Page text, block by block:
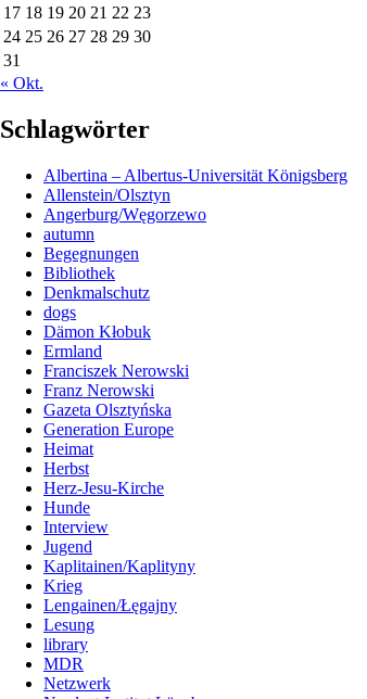
17 18 19 20 21 22 23
24 25 26 27 28 29 30
31
« Okt.
Schlagwörter
Albertina – Albertus-Universität Königsberg
Allenstein/Olsztyn
Angerburg/Węgorzewo
autumn
Begegnungen
Bibliothek
Denkmalschutz
dogs
Dämon Kłobuk
Ermland
Franciszek Nerowski
Franz Nerowski
Gazeta Olsztyńska
Generation Europe
Heimat
Herbst
Herz-Jesu-Kirche
Hunde
Interview
Jugend
Kaplitainen/Kaplityny
Krieg
Lengainen/Łęgajny
Lesung
library
MDR
Netzwerk